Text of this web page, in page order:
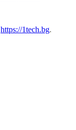
https://1tech.bg.